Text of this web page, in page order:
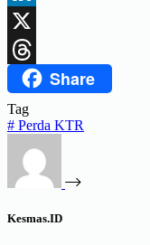
LinkedIn
X
ThreadsShare
Tag
# Perda KTR
Kesmas.ID